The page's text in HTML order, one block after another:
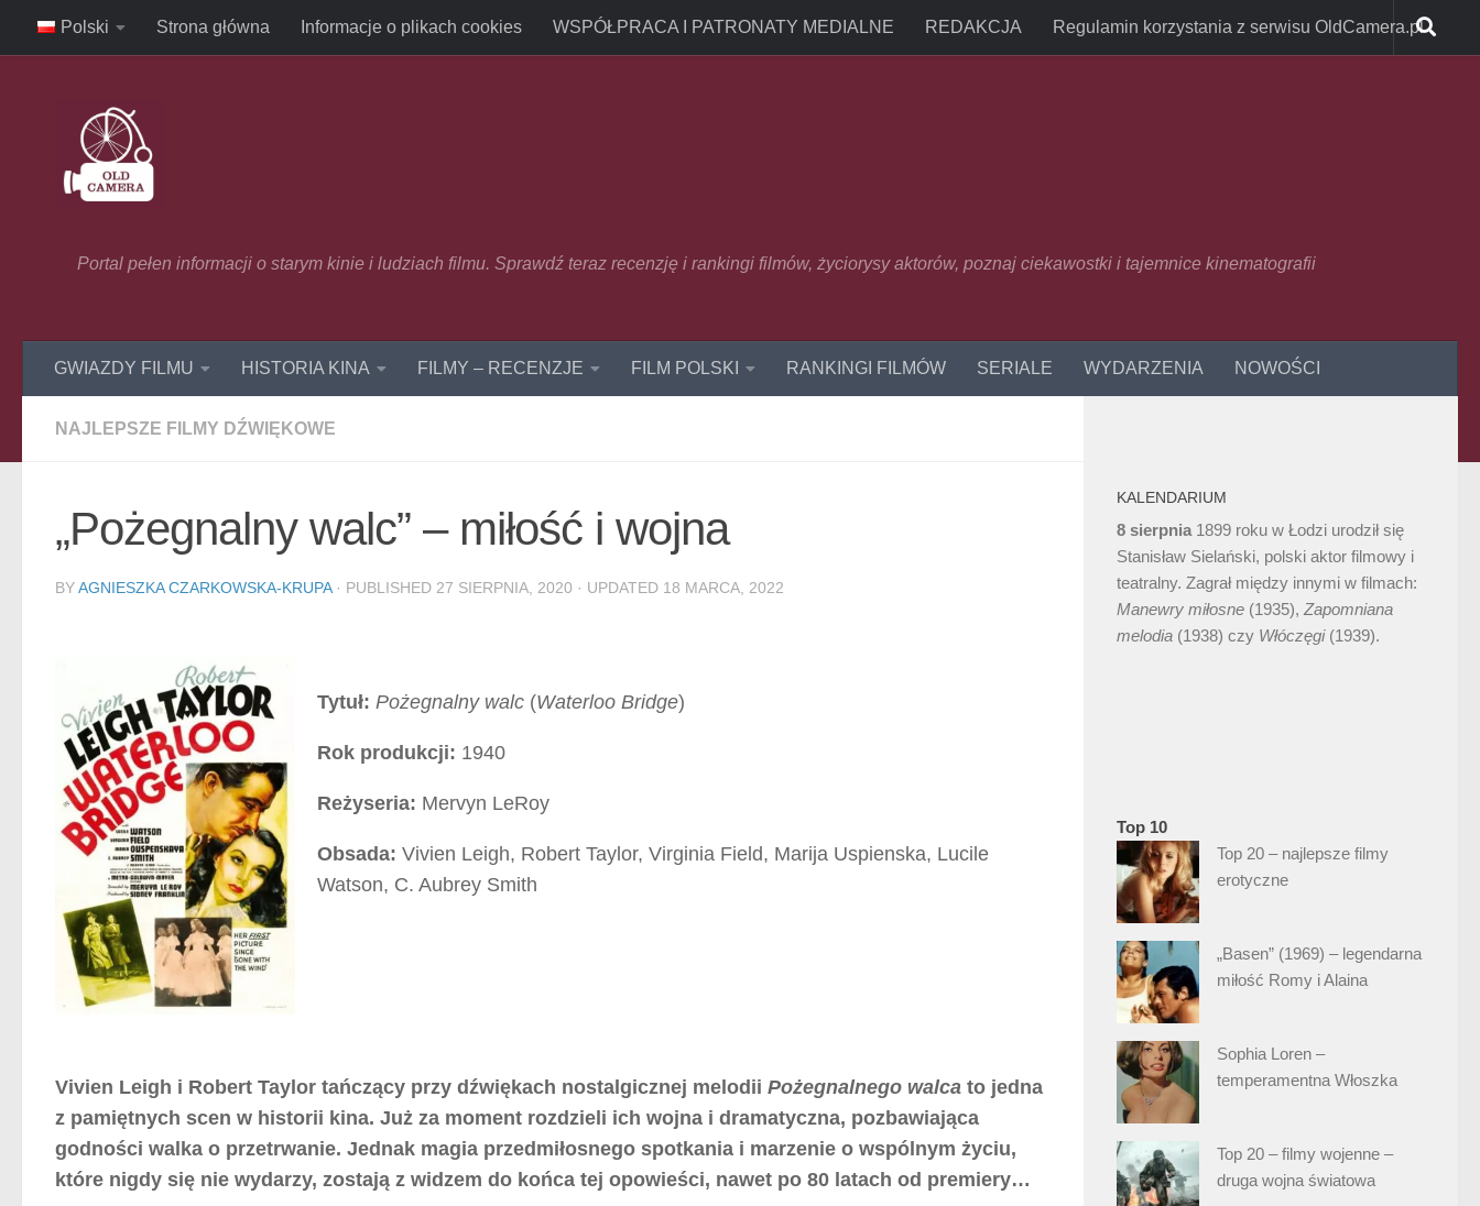
Skip to content
Polski Strona główna Informacje o plikach cookies WSPÓŁPRACA I PATRONATY MEDIALNE REDAKCJA Regulamin korzystania z serwisu OldCamera.pl
Portal pełen informacji o starym kinie i ludziach filmu. Sprawdź teraz recenzję i rankingi filmów, życiorysy aktorów, poznaj ciekawostki i tajemnice kinematografii
GWIAZDY FILMU HISTORIA KINA FILMY – RECENZJE FILM POLSKI RANKINGI FILMÓW SERIALE WYDARZENIA NOWOŚCI
NAJLEPSZE FILMY DŹWIĘKOWE
„Pożegnalny walc” – miłość i wojna
BYAGNIESZKA CZARKOWSKA-KRUPA · PUBLISHED 27 SIERPNIA, 2020 · UPDATED 18 MARCA, 2022
Tytuł: Pożegnalny walc (Waterloo Bridge)
Rok produkcji: 1940
Reżyseria: Mervyn LeRoy
Obsada: Vivien Leigh, Robert Taylor, Virginia Field, Marija Uspienska, Lucile
Watson, C. Aubrey Smith
Vivien Leigh i Robert Taylor tańczący przy dźwiękach nostalgicznej melodii Pożegnalnego walca to jedna
z pamiętnych scen w historii kina. Już za moment rozdzieli ich wojna i dramatyczna, pozbawiająca
godności walka o przetrwanie. Jednak magia przedmiłosnego spotkania i marzenie o wspólnym życiu,
które nigdy się nie wydarzy, zostają z widzem do końca tej opowieści, nawet po 80 latach od premiery…
KALENDARIUM
8 sierpnia 1899 roku w Łodzi urodził się
Stanisław Sielański, polski aktor filmowy i
teatralny. Zagrał między innymi w filmach:
Manewry miłosne (1935), Zapomniana
melodia (1938) czy Włóczęgi(1939).
Top 10
Top 20 – najlepsze filmy
erotyczne
„Basen” (1969) – legendarna
miłość Romy i Alaina
Sophia Loren –
temperamentna Włoszka
Top 20 – filmy wojenne –
druga wojna światowa